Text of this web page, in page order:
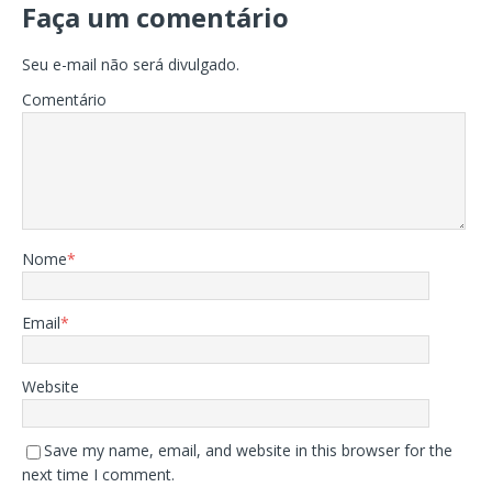
Faça um comentário
Seu e-mail não será divulgado.
Comentário
Nome*
Email*
Website
Save my name, email, and website in this browser for the
next time I comment.